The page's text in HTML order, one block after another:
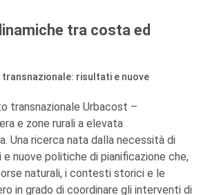
tra costa ed
risultati e nuove
transnazionale Urbacost –
e zone rurali a elevata
Una ricerca nata dalla necessità di
nuove politiche di pianificazione che,
naturali, i contesti storici e le
in grado di coordinare gli interventi di